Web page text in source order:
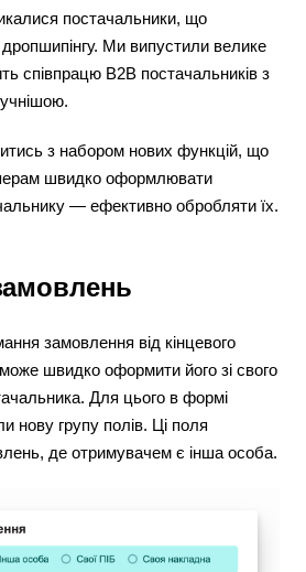
постачальники, що
Ми випустили велике
співпрацю B2B постачальників з
з набором нових функцій, що
швидко оформлювати
— ефективно обробляти їх.
замовлення від кінцевого
швидко оформити його зі свого
Для цього в формі
нову групу полів. Ці поля
де отримувачем є інша особа.